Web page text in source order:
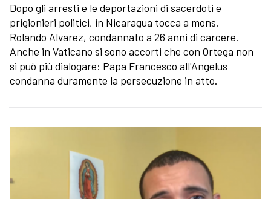
Dopo gli arresti e le deportazioni di sacerdoti e
prigionieri politici, in Nicaragua tocca a mons.
Rolando Alvarez, condannato a 26 anni di carcere.
Anche in Vaticano si sono accorti che con Ortega non
si può più dialogare: Papa Francesco all'Angelus
condanna duramente la persecuzione in atto.